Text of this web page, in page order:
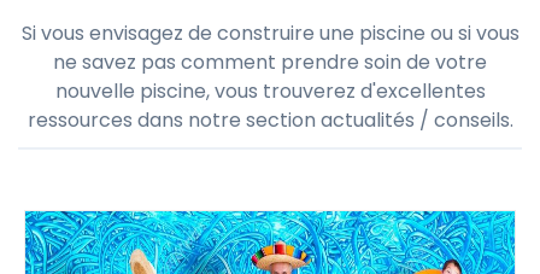
Si vous envisagez de construire une piscine ou si vous
ne savez pas comment prendre soin de votre
nouvelle piscine, vous trouverez d'excellentes
ressources dans notre section actualités / conseils.